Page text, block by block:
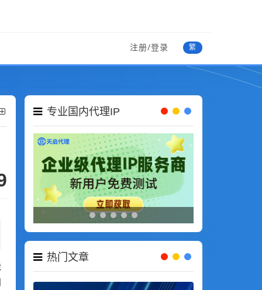
注册/登录 繁
专业国内代理IP
热门文章